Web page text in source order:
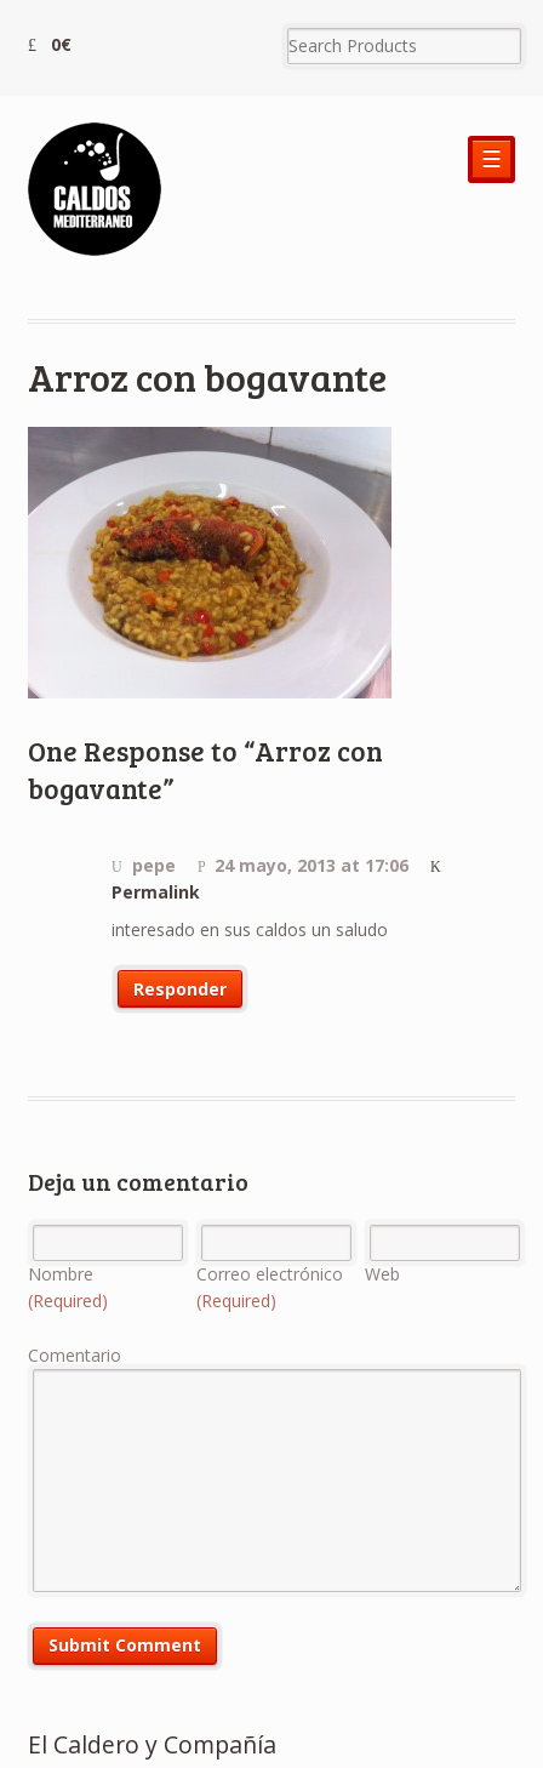
0€
☰
Arroz con bogavante
One Response to “Arroz con
bogavante”
pepe
24 mayo, 2013 at 17:06
Permalink
interesado en sus caldos un saludo
Responder
Deja un comentario
Nombre
(Required)
Correo electrónico
(Required)
Web
Comentario
El Caldero y Compañía